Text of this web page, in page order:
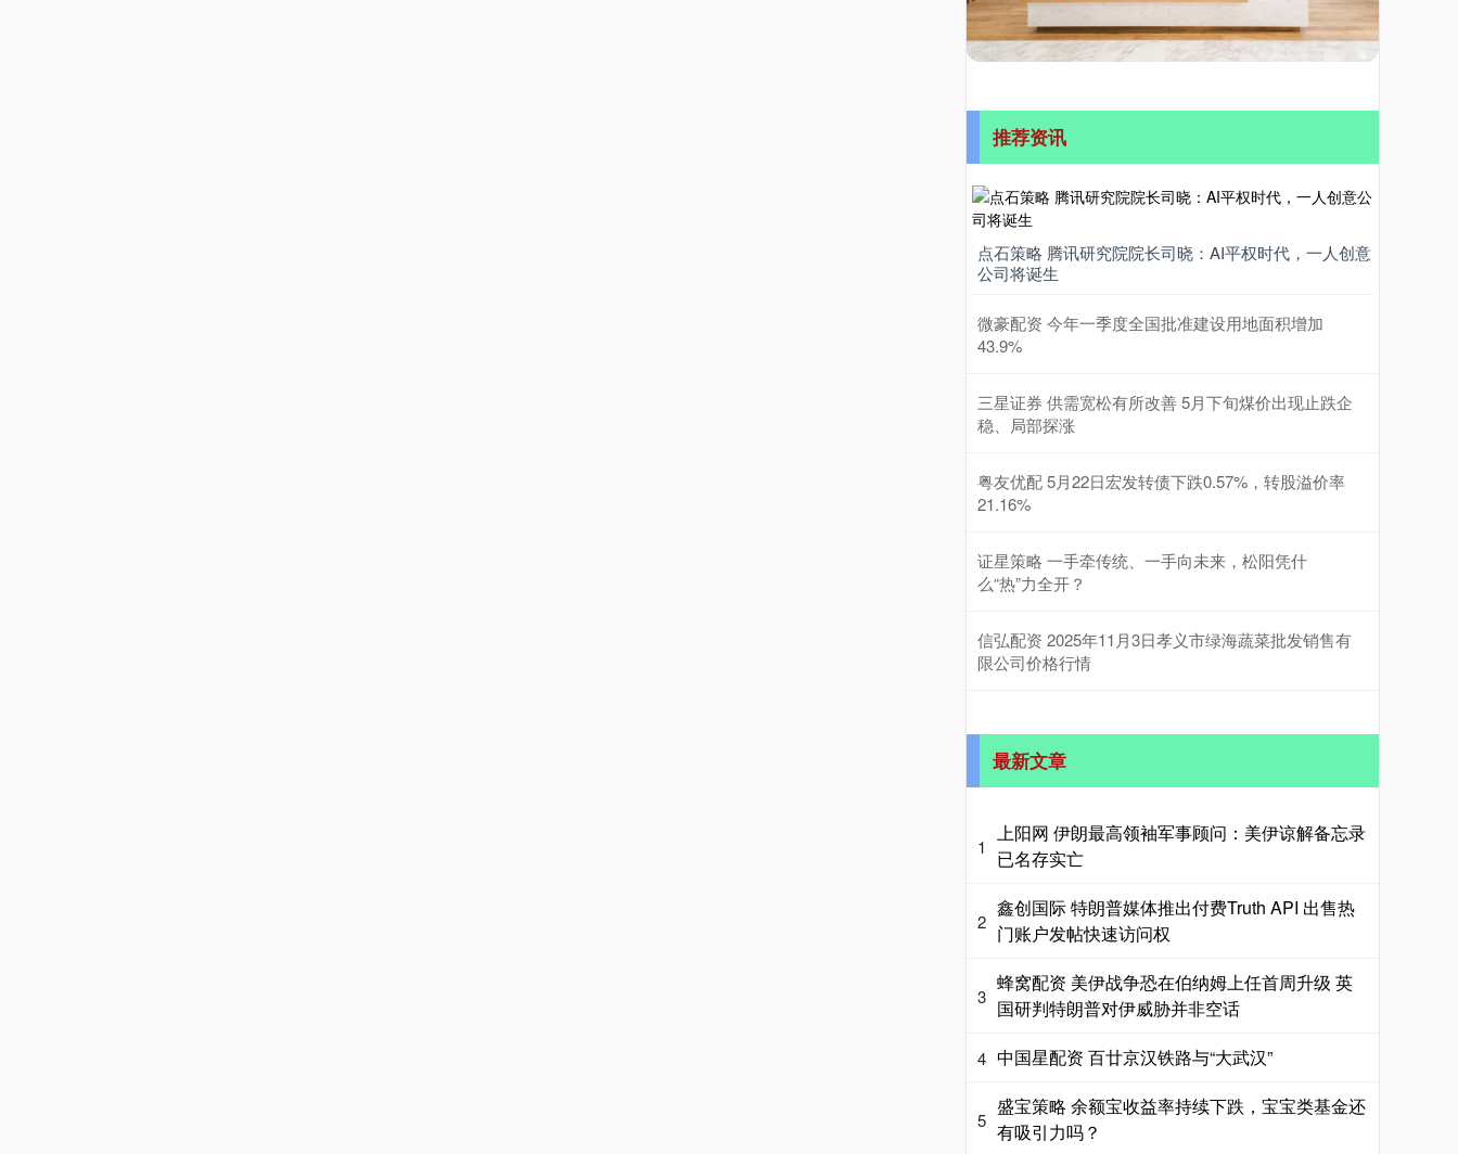
推荐资讯
点石策略 腾讯研究院院长司晓：AI平权时代，一人创意
公司将诞生
微豪配资 今年一季度全国批准建设用地面积增加
43.9%
三星证券 供需宽松有所改善 5月下旬煤价出现止跌企
稳、局部探涨
粤友优配 5月22日宏发转债下跌0.57%，转股溢价率
21.16%
证星策略 一手牵传统、一手向未来，松阳凭什
么“热”力全开？
信弘配资 2025年11月3日孝义市绿海蔬菜批发销售有
限公司价格行情
最新文章
1
上阳网 伊朗最高领袖军事顾问：美伊谅解备忘录
已名存实亡
2
鑫创国际 特朗普媒体推出付费Truth API 出售热
门账户发帖快速访问权
3
蜂窝配资 美伊战争恐在伯纳姆上任首周升级 英
国研判特朗普对伊威胁并非空话
4 中国星配资 百廿京汉铁路与“大武汉”
5
盛宝策略 余额宝收益率持续下跌，宝宝类基金还
有吸引力吗？